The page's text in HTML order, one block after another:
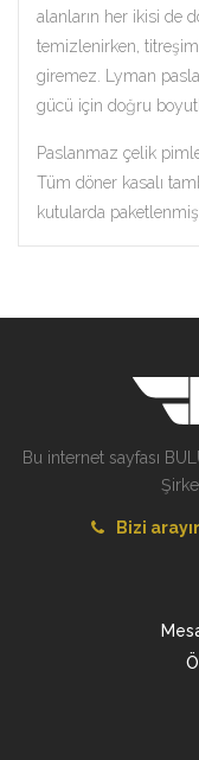
alanların her ikisi de
temizlenirken,
giremez. Lyman
gücü için doğru
Paslanmaz çelik
Tüm döner kasalı
kutularda
Bu internet sayfası
Bizi